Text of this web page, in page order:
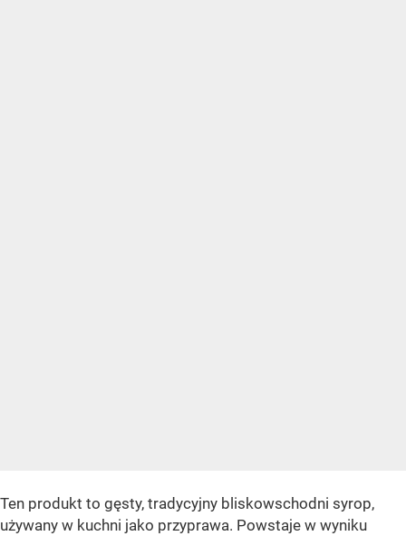
Ten produkt to gęsty, tradycyjny bliskowschodni syrop,
używany w kuchni jako przyprawa. Powstaje w wyniku